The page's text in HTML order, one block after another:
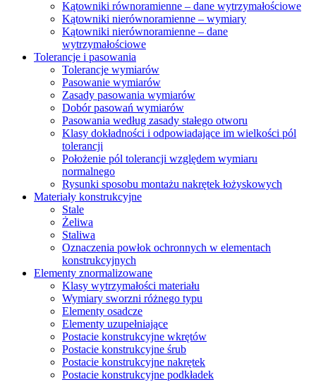
Kątowniki równoramienne – dane wytrzymałościowe
Kątowniki nierównoramienne – wymiary
Kątowniki nierównoramienne – dane
wytrzymałościowe
Tolerancje i pasowania
Tolerancje wymiarów
Pasowanie wymiarów
Zasady pasowania wymiarów
Dobór pasowań wymiarów
Pasowania według zasady stałego otworu
Klasy dokładności i odpowiadające im wielkości pól
tolerancji
Położenie pól tolerancji względem wymiaru
normalnego
Rysunki sposobu montażu nakrętek łożyskowych
Materiały konstrukcyjne
Stale
Żeliwa
Staliwa
Oznaczenia powłok ochronnych w elementach
konstrukcyjnych
Elementy znormalizowane
Klasy wytrzymałości materiału
Wymiary sworzni różnego typu
Elementy osadcze
Elementy uzupełniające
Postacie konstrukcyjne wkrętów
Postacie konstrukcyjne śrub
Postacie konstrukcyjne nakrętek
Postacie konstrukcyjne podkładek